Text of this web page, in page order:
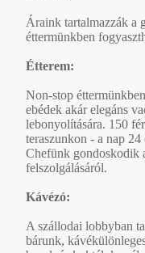
Áraink tartalmazzák a
éttermünkben
Étterem:
Non-stop
ebédek akár elegáns
lebonyolítására. 150
teraszunkon - a nap
Chefünk gondoskodik
felszolgálásáról.
Kávézó:
A szállodai lobbyban
bárunk,